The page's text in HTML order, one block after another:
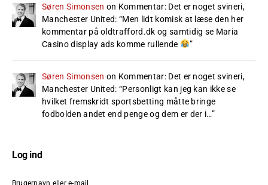
Søren Simonsen on Kommentar: Det er noget svineri,
Manchester United: “Men lidt komisk at læse den her
kommentar på oldtrafford.dk og samtidig se Maria
Casino display ads komme rullende
”
Søren Simonsen on Kommentar: Det er noget svineri,
Manchester United: “Personligt kan jeg kan ikke se
hvilket fremskridt sportsbetting måtte bringe
fodbolden andet end penge og dem er der i…”
Log ind
Brugernavn eller e-mail